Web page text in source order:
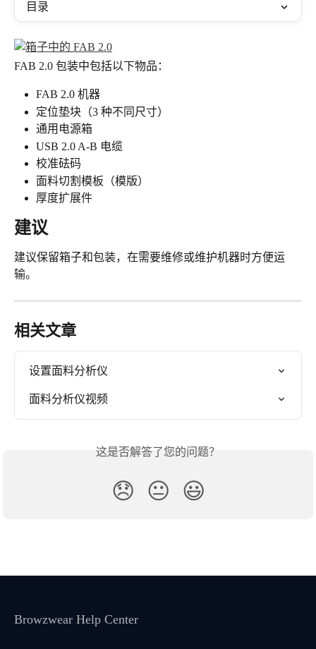
目录
FAB 2.0 包装中包括以下物品：
FAB 2.0 机器
定位垫块（3 种不同尺寸）
通用电源箱
USB 2.0 A-B 电缆
校准砝码
面料切割模板（模版）
厚度扩展件
建议
建议保留箱子和包装，在需要维修或维护机器时方便运
输。
相关文章
设置面料分析仪
面料分析仪视频
这是否解答了您的问题？
😞 😐 😃
Browzwear Help Center